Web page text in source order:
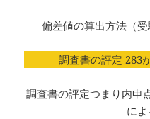
偏差値の算出方法（受
調査書の評定 283
調査書の評定つまり内申
によ